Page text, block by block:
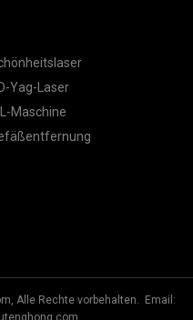
Yag-Laser
Maschine
Alle Rechte vorbehalten. Email: